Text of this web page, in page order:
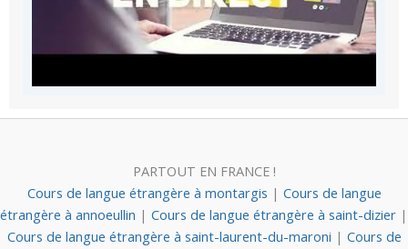
PARTOUT EN FRANCE !
Cours de langue étrangère à montargis | Cours de langue
étrangère à annoeullin | Cours de langue étrangère à saint-dizier |
Cours de langue étrangère à saint-laurent-du-maroni | Cours de